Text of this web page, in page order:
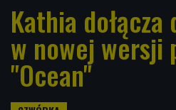
Kathia dołącza
w nowej wersji
"Ocean"